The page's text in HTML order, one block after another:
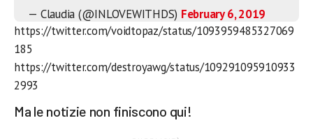
— Claudia (@INLOVEWITHDS) February 6, 2019
https://twitter.com/voidtopaz/status/1093959485327069
185
https://twitter.com/destroyawg/status/109291095910933
2993
Ma le notizie non finiscono qui!